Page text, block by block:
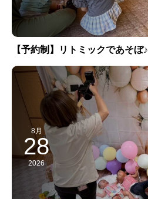
【予約制】リトミックであそぼ♪
8月
28
2026